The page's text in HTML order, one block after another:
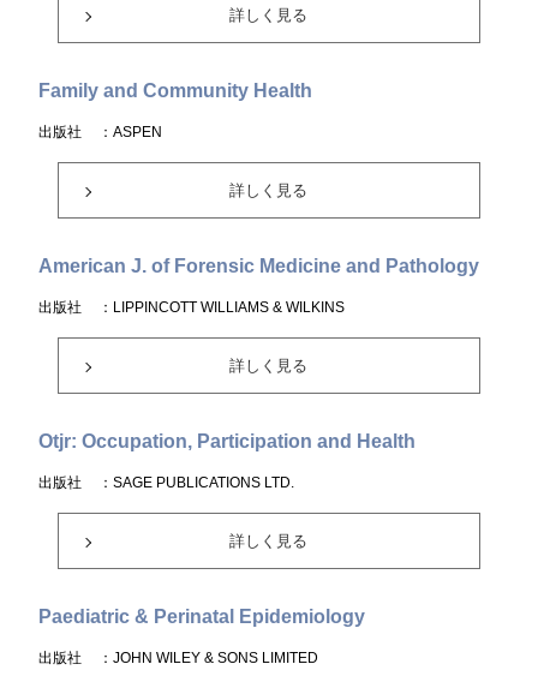
詳しく見る
Family and Community Health
出版社 ：ASPEN
詳しく見る
American J. of Forensic Medicine and Pathology
出版社 ：LIPPINCOTT WILLIAMS & WILKINS
詳しく見る
Otjr: Occupation, Participation and Health
出版社 ：SAGE PUBLICATIONS LTD.
詳しく見る
Paediatric & Perinatal Epidemiology
出版社 ：JOHN WILEY & SONS LIMITED